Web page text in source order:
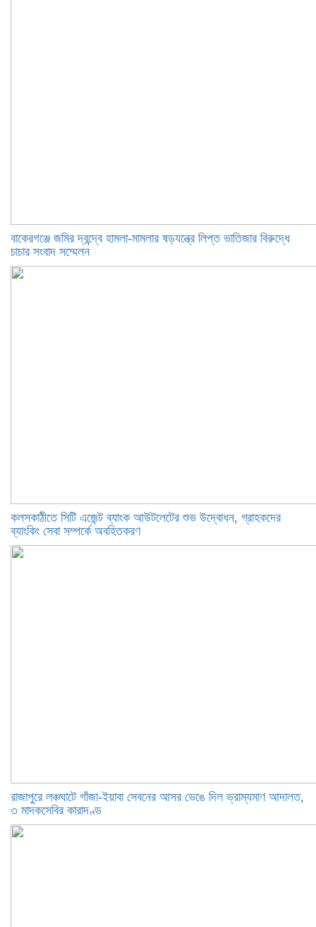
বাকেরগঞ্জে জমির দ্বন্দ্বে হামলা-মামলার ষড়যন্ত্রে লিপ্ত ভাতিজার বিরুদ্ধে
চাচার সংবাদ সম্মেলন
কলসকাঠীতে সিটি এজেন্ট ব্যাংক আউটলেটের শুভ উদ্বোধন, গ্রাহকদের
ব্যাংকিং সেবা সম্পর্কে অবহিতকরণ
রাজাপুরে লঞ্চঘাটে গাঁজা-ইয়াবা সেবনের আসর ভেঙে দিল ভ্রাম্যমাণ আদালত,
৩ মাদকসেবির কারাদণ্ড